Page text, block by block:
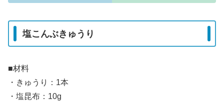
塩こんぶきゅうり
■材料
・きゅうり：1本
・塩昆布：10g